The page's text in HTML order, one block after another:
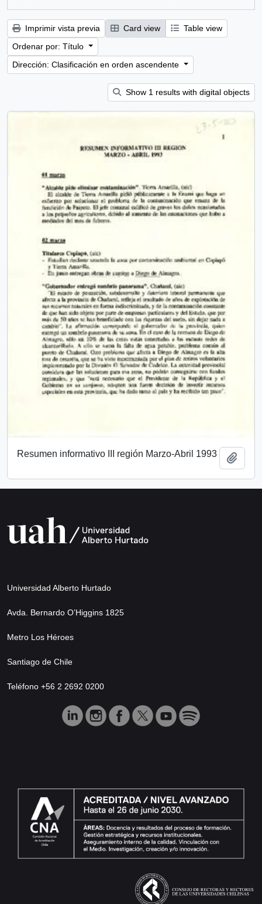
Imprimir vista previa Card view
Table view
Ordenar por: Título
Dirección: Clasificación en orden ascendente
Show 1 results with digital objects
Resumen informativo III región Marzo-Abril 1993
Universidad Alberto Hurtado
Avda. Bernardo O’Higgins 1825
Metro Los Héroes
Santiago de Chile
Teléfono +56 2 2692 0200